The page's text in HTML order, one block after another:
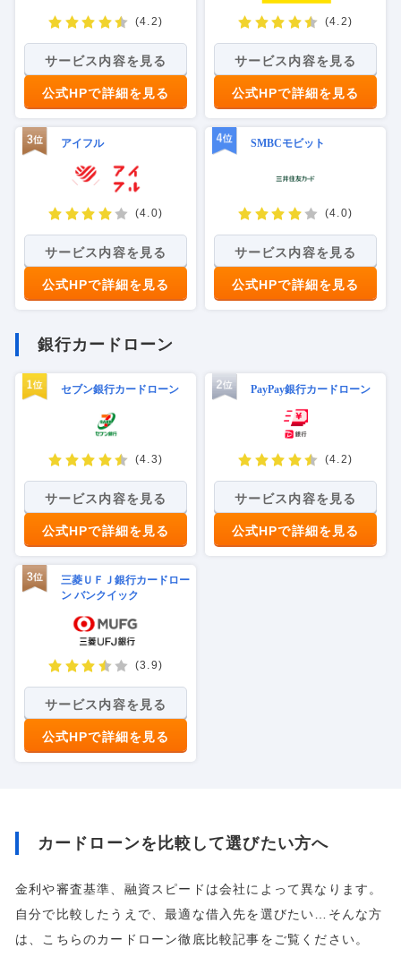
(4.2)
サービス内容を見る
公式HPで詳細を見る
(4.2)
サービス内容を見る
公式HPで詳細を見る
アイフル
(4.0)
サービス内容を見る
公式HPで詳細を見る
SMBCモビット
(4.0)
サービス内容を見る
公式HPで詳細を見る
銀行カードローン
セブン銀行カードローン
(4.3)
サービス内容を見る
公式HPで詳細を見る
PayPay銀行カードローン
(4.2)
サービス内容を見る
公式HPで詳細を見る
三菱ＵＦＪ銀行カードロー
ン バンクイック
(3.9)
サービス内容を見る
公式HPで詳細を見る
カードローンを比較して選びたい方へ
金利や審査基準、融資スピードは会社によって異なります。
自分で比較したうえで、最適な借入先を選びたい…そんな方
は、こちらのカードローン徹底比較記事をご覧ください。